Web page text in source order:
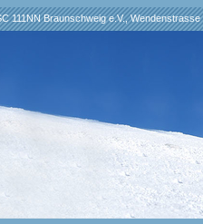
111NN Braunschweig e.V.,